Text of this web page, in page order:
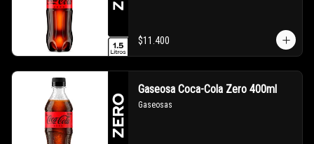
$11.400
Gaseosa Coca-Cola Zero 400ml
Gaseosas